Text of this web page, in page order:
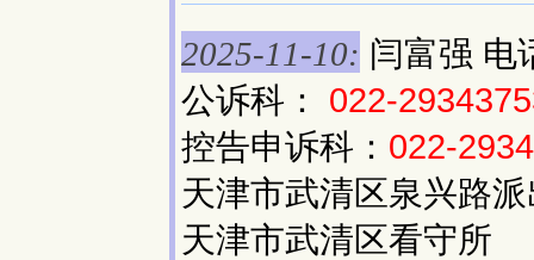
2025-11-10: 闫富强 电
公诉科： 022-
控告申诉科： 022-
天津市武清区泉兴路
天津市武清区看守所